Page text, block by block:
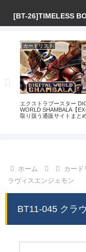
[BT-26]TIMELESS
カードリスト
エクストラブースター
WORLD SHAMBALA【
取り扱う通販サイトまと
ホーム カード
ラヴィスエンジェモン
BT11-045 クラ